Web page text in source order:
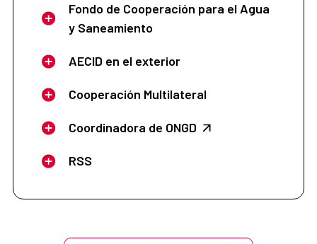
Fondo de Cooperación para el Agua
y Saneamiento
AECID en el exterior
Cooperación Multilateral
Coordinadora de ONGD
RSS